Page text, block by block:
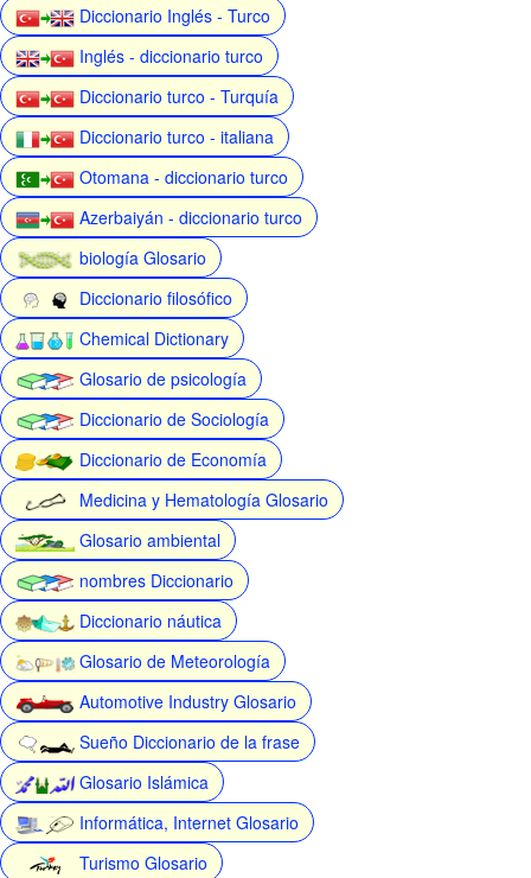
Diccionario Inglés - Turco
Inglés - diccionario turco
Diccionario turco - Turquía
Diccionario turco - italiana
Otomana - diccionario turco
Azerbaiyán - diccionario turco
biología Glosario
Diccionario filosófico
Chemical Dictionary
Glosario de psicología
Diccionario de Sociología
Diccionario de Economía
Medicina y Hematología Glosario
Glosario ambiental
nombres Diccionario
Diccionario náutica
Glosario de Meteorología
Automotive Industry Glosario
Sueño Diccionario de la frase
Glosario Islámica
Informática, Internet Glosario
Turismo Glosario